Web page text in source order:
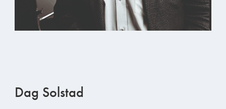
Dag Solstad